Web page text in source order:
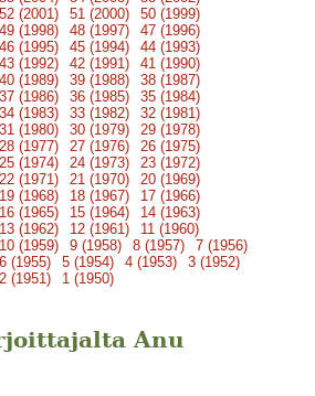
52 (2001)
51 (2000)
50 (1999)
49 (1998)
48 (1997)
47 (1996)
46 (1995)
45 (1994)
44 (1993)
43 (1992)
42 (1991)
41 (1990)
40 (1989)
39 (1988)
38 (1987)
37 (1986)
36 (1985)
35 (1984)
34 (1983)
33 (1982)
32 (1981)
31 (1980)
30 (1979)
29 (1978)
28 (1977)
27 (1976)
26 (1975)
25 (1974)
24 (1973)
23 (1972)
22 (1971)
21 (1970)
20 (1969)
19 (1968)
18 (1967)
17 (1966)
16 (1965)
15 (1964)
14 (1963)
13 (1962)
12 (1961)
11 (1960)
10 (1959)
9 (1958) 8 (1957)
7 (1956)
6 (1955)
5 (1954) 4 (1953)
3 (1952)
2 (1951)
1 (1950)
Anu